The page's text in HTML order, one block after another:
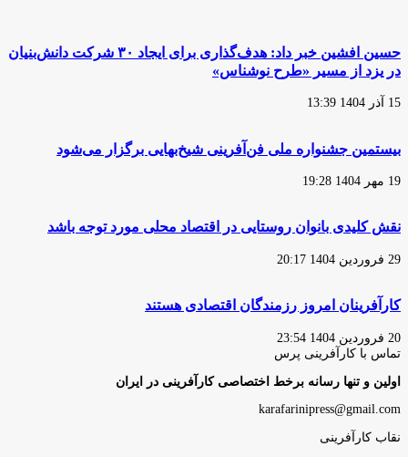
حسین افشین خبر داد: هدف‌گذاری برای ایجاد ۳۰ شرکت دانش‌بنیان
در یزد از مسیر «طرح نوشناس»
15 آذر 1404 13:39
بیستمین جشنواره ملی فن‌آفرینی شیخ‌بهایی برگزار می‌شود
19 مهر 1404 19:28
نقش کلیدی بانوان روستایی در اقتصاد محلی مورد توجه باشد
29 فروردین 1404 20:17
کارآفرینان امروز رزمندگان اقتصادی هستند
20 فروردین 1404 23:54
تماس با کارآفرینی پرس
اولین و تنها رسانه برخط اختصاصی کارآفرینی در ایران
karafarinipress@gmail.com
نقاب کارآفرینی